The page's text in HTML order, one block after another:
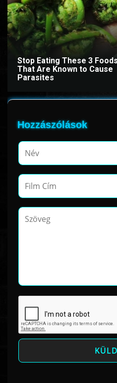
semmilyen jogsértő tartalmat.
Frissítve:
Stop Eating These 3 Foods
That Are Known to Cause
Parasites
Hozzászólások